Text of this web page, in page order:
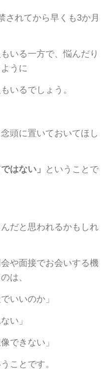
されてから早くも3か月
いる一方で、悩んだり
うに
いるでしょう。
頭に置いておいてほし
はない」
ということで
だと思われるかもしれ
や面接でお会いする機
は、
いいのか」
い」
できない」
ことです。